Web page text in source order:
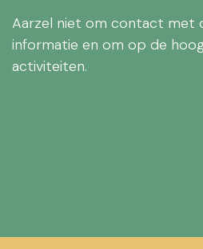
Aarzel niet om contact met
informatie en om op de
activiteiten.